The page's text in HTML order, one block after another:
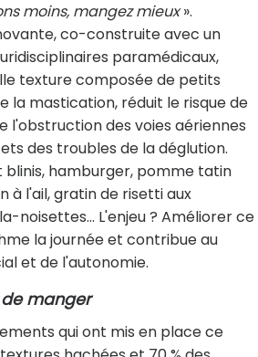
moins, mangez mieux».
co-construite avec un
paramédicaux,
texture composée de petits
la mastication, réduit le risque de
l'obstruction des voies aériennes
des troubles de la déglution.
blinis, hamburger, pomme tatin
à l'ail, gratin de risetti aux
noisettes... L'enjeu ? Améliorer ce
la journée et contribue au
et de l'autonomie.
manger
qui ont mis en place ce